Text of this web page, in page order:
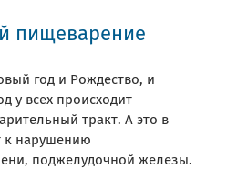
пищеварение
год и Рождество, и
у всех происходит
тракт. А это в
к нарушению
поджелудочной железы.